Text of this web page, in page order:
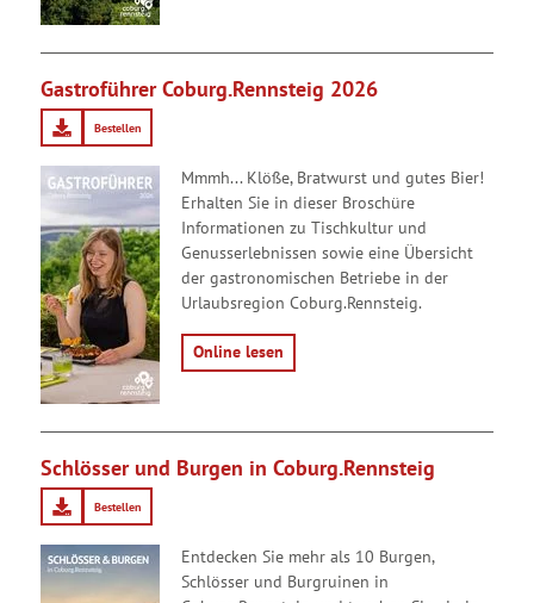
Gastroführer Coburg.Rennsteig 2026
Bestellen
Mmmh... Klöße, Bratwurst und gutes Bier!
Erhalten Sie in dieser Broschüre
Informationen zu Tischkultur und
Genusserlebnissen sowie eine Übersicht
der gastronomischen Betriebe in der
Urlaubsregion Coburg.Rennsteig.
Online lesen
Schlösser und Burgen in Coburg.Rennsteig
Bestellen
Entdecken Sie mehr als 10 Burgen,
Schlösser und Burgruinen in